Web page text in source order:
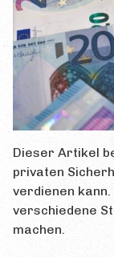
Kurz & Knapp
Themen &
Anmeldung
Prüfungsorte
Dieser Artikel
privaten
verdienen
verschiedene
machen.